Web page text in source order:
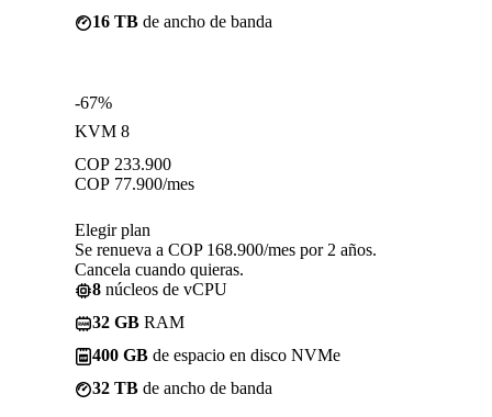
16 TB de ancho de banda
-67%
KVM 8
COP 233.900
COP 77.900/mes
Elegir plan
Se renueva a COP 168.900/mes por 2 años.
Cancela cuando quieras.
8 núcleos de vCPU
32 GB RAM
400 GB de espacio en disco NVMe
32 TB de ancho de banda